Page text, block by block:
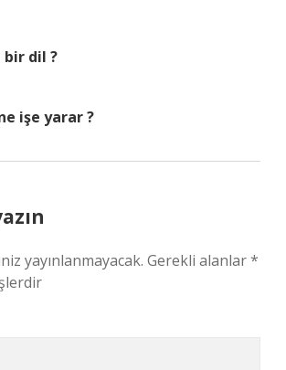
bir dil ?
işe yarar ?
yayınlanmayacak. Gerekli alanlar*